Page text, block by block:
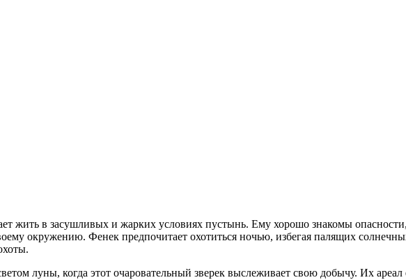
жить в засушливых и жарких условиях пустынь. Ему хорошо знакомы
окружению. Фенек предпочитает охотиться ночью, избегая палящих
луны, когда этот очаровательный зверек выслеживает свою добычу. Их ареал